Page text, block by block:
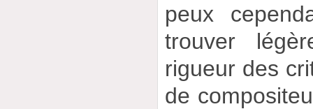
peux
trouver
rigueur des
de